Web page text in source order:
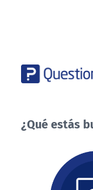
¿Qué estás
buscando